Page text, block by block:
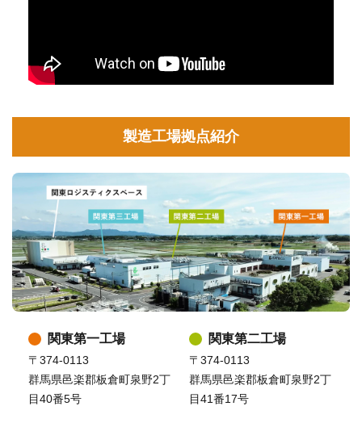
製造工場拠点紹介
関東第一工場
〒374-0113
群馬県邑楽郡板倉町泉野2丁
目40番5号
関東第二工場
〒374-0113
群馬県邑楽郡板倉町泉野2丁
目41番17号